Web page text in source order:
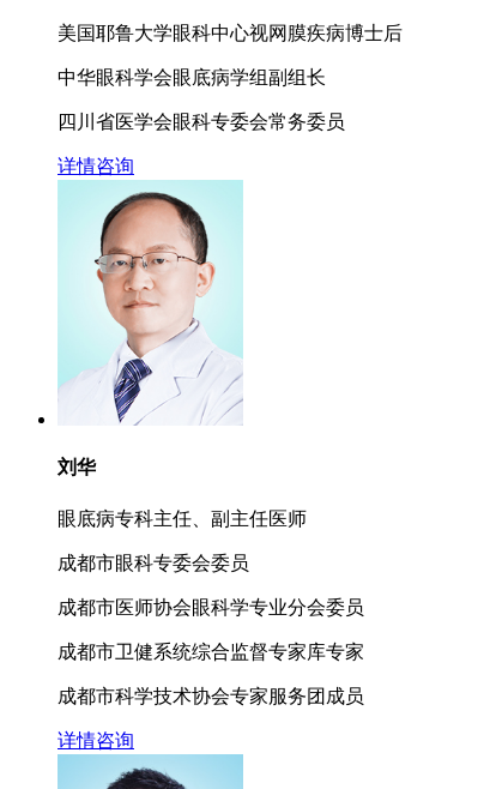
美国耶鲁大学眼科中心视网膜疾病博士后
中华眼科学会眼底病学组副组长
四川省医学会眼科专委会常务委员
详情咨询
刘华
眼底病专科主任、副主任医师
成都市眼科专委会委员
成都市医师协会眼科学专业分会委员
成都市卫健系统综合监督专家库专家
成都市科学技术协会专家服务团成员
详情咨询